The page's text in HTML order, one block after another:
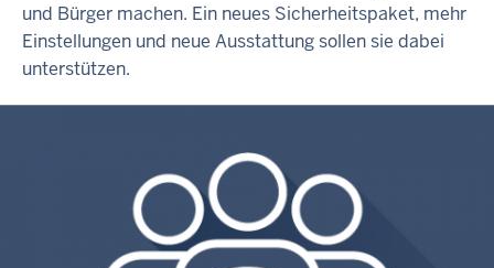
und Bürger machen. Ein neues Sicherheitspaket, mehr
Einstellungen und neue Ausstattung sollen sie dabei
unterstützen.